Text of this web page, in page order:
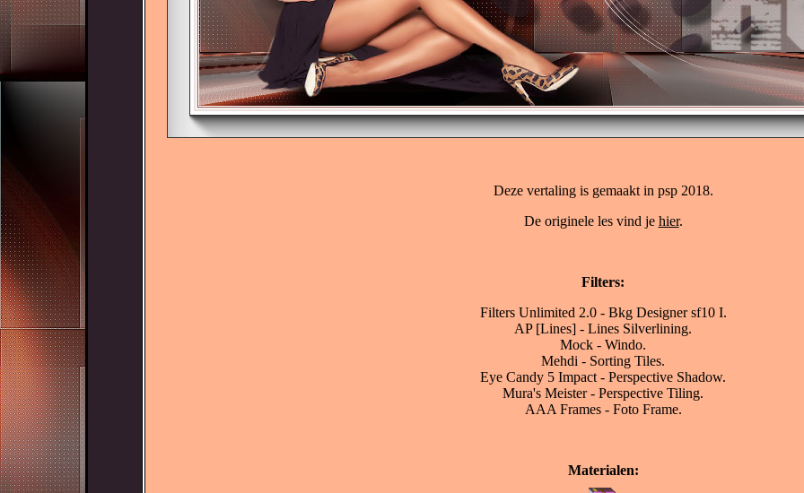
Deze vertaling is gemaakt in psp 2018.
De originele les vind je hier.
Filters:
Filters Unlimited 2.0 - Bkg Designer sf10 I.
AP [Lines] - Lines Silverlining.
Mock - Windo.
Mehdi - Sorting Tiles.
Eye Candy 5 Impact - Perspective Shadow.
Mura's Meister - Perspective Tiling.
AAA Frames - Foto Frame.
Materialen: